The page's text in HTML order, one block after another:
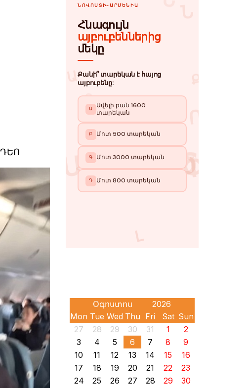
Mon Tue Wed Thu Fri Sat Sun
27
28 29 30 31 1
2
3
4 5 6 7 8
9
10
11 12 13 14 15
16
17
18 19 20 21 22
23
24
25 26 27 28 29
30